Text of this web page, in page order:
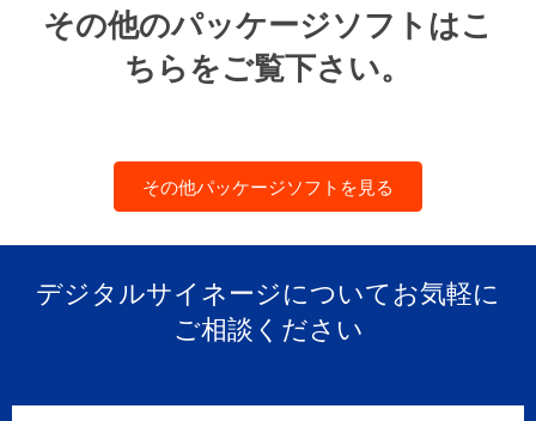
その他のパッケージソフトはこ
ちらをご覧下さい。
その他パッケージソフトを見る
デジタルサイネージについてお気軽に
ご相談ください